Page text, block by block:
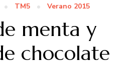
TM5 Verano 2015
menta y
chocolate